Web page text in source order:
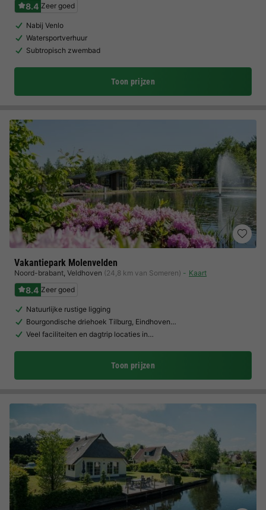
8.4 Zeer goed
Nabij Venlo
Watersportverhuur
Subtropisch zwembad
Toon prijzen
Vakantiepark Molenvelden
Noord-brabant, Veldhoven (24,8 km van Someren) Kaart
8.4 Zeer goed
Natuurlijke rustige ligging
Bourgondische driehoek Tilburg, Eindhoven…
Veel faciliteiten en dagtrip locaties in…
Toon prijzen